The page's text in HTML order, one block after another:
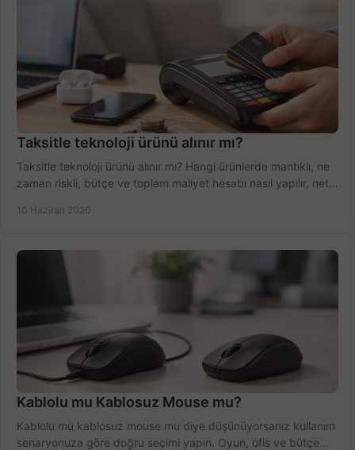
Taksitle teknoloji ürünü alınır mı?
Taksitle teknoloji ürünü alınır mı? Hangi ürünlerde mantıklı, ne
zaman riskli, bütçe ve toplam maliyet hesabı nasıl yapılır, net
10 Haziran 2026
Kablolu mu Kablosuz Mouse mu?
Kablolu mu kablosuz mouse mu diye düşünüyorsanız kullanım
senaryonuza göre doğru seçimi yapın. Oyun, ofis ve bütçe